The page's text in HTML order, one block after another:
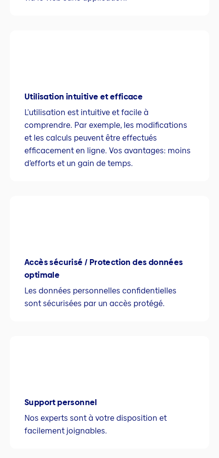
Utilisation intuitive et efficace
L'utilisation est intuitive et facile à
comprendre. Par exemple, les modifications
et les calculs peuvent être effectués
efficacement en ligne. Vos avantages: moins
d’efforts et un gain de temps.
Accès sécurisé / Protection des données
optimale
Les données personnelles confidentielles
sont sécurisées par un accès protégé.
Support personnel
Nos experts sont à votre disposition et
facilement joignables.